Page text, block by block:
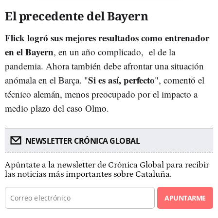
El precedente del Bayern
Flick logró sus mejores resultados como entrenador
en el Bayern, en un año complicado, el de la
pandemia. Ahora también debe afrontar una situación
anómala en el Barça. "Si es así, perfecto", comentó el
técnico alemán, menos preocupado por el impacto a
medio plazo del caso Olmo.
NEWSLETTER CRÓNICA GLOBAL
Apúntate a la newsletter de Crónica Global para recibir
las noticias más importantes sobre Cataluña.
APUNTARME